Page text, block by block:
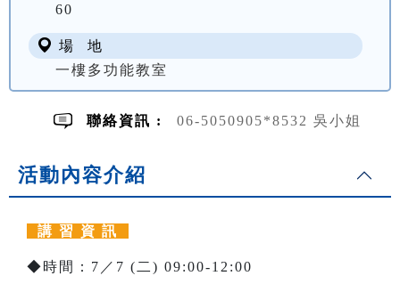
60
場 地
一樓多功能教室
聯絡資訊 : 06-5050905*8532 吳小姐
活動內容介紹
講 習 資 訊
◆時間：7／7 (二) 09:00-12:00